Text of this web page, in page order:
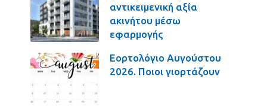
αντικειμενική αξία
ακινήτου μέσω
εφαρμογής
Εορτολόγιο Αυγούστου
2026. Ποιοι γιορτάζουν